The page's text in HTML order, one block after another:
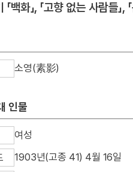
백화」, 「고향 없는 사람들」
소영(素影)
인물
여성
1903년(고종 41) 4월 16일